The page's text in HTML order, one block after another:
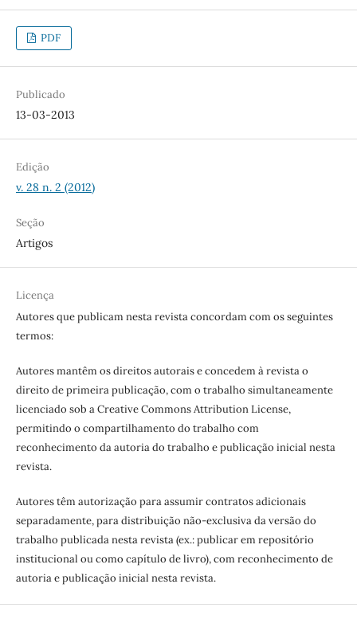
PDF
Publicado
13-03-2013
Edição
v. 28 n. 2 (2012)
Seção
Artigos
Licença
Autores que publicam nesta revista concordam com os seguintes
termos:
Autores mantêm os direitos autorais e concedem à revista o
direito de primeira publicação, com o trabalho simultaneamente
licenciado sob a Creative Commons Attribution License,
permitindo o compartilhamento do trabalho com
reconhecimento da autoria do trabalho e publicação inicial nesta
revista.
Autores têm autorização para assumir contratos adicionais
separadamente, para distribuição não-exclusiva da versão do
trabalho publicada nesta revista (ex.: publicar em repositório
institucional ou como capítulo de livro), com reconhecimento de
autoria e publicação inicial nesta revista.